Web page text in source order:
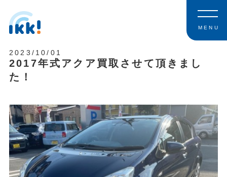
MENU
2023/10/01
2017年式アクア買取させて頂きまし
た！